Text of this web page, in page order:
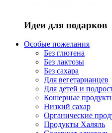
Идеи для подарков
Особые пожелания
Без глютена
Без лактозы
Без сахара
Для вегетарианцев
Для детей и
Кошерные
Низкий сахар
Органические
Продукты Халяль